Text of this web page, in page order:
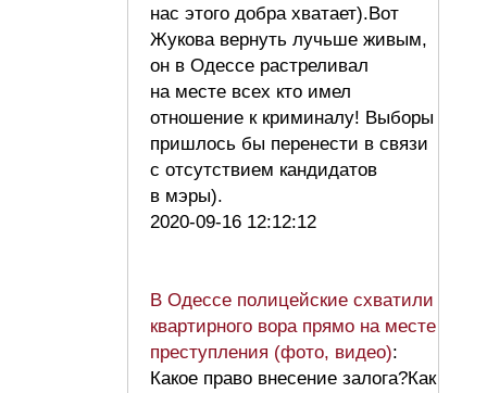
нас этого добра хватает).Вот
Жукова вернуть лучьше живым,
он в Одессе растреливал
на месте всех кто имел
отношение к криминалу! Выборы
пришлось бы перенести в связи
с отсутствием кандидатов
в мэры).
2020-09-16 12:12:12
В Одессе полицейские схватили
квартирного вора прямо на месте
преступления (фото, видео):
Какое право внесение залога?Как